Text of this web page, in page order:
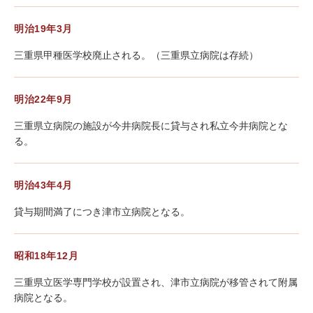
明治19年3月
三重県甲種医学校廃止される。（三重県立病院は存続）
明治22年9月
三重県立病院の施設が今井病院長に貸与され私立今井病院とな
る。
明治43年4月
貸与期間満了につき津市立病院となる。
昭和18年12月
三重県立医学専門学校が設置され、津市立病院が移管されて附属
病院となる。